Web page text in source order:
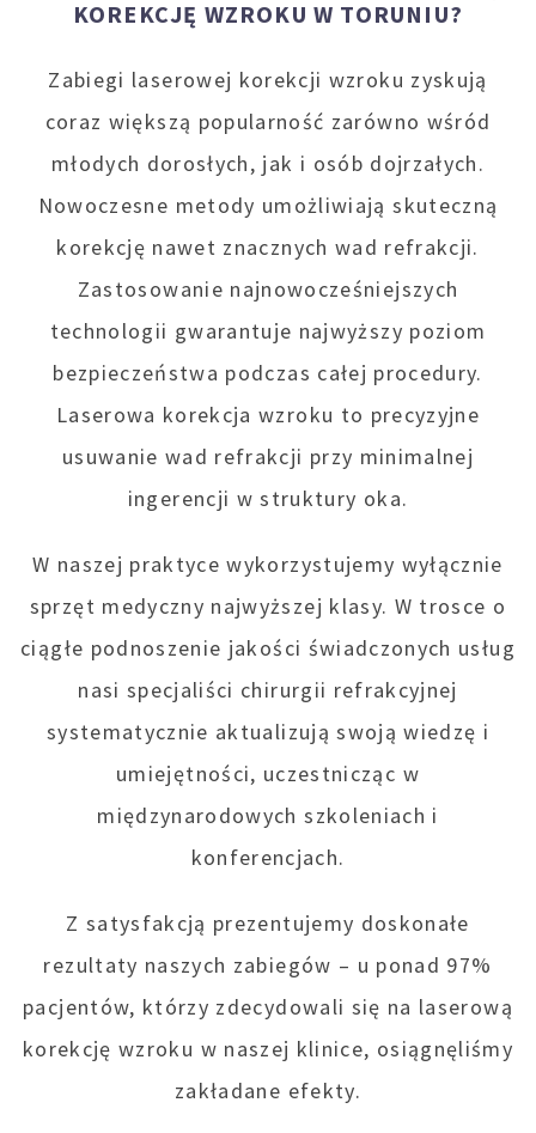
KOREKCJĘ WZROKU W TORUNIU?
Zabiegi laserowej korekcji wzroku zyskują
coraz większą popularność zarówno wśród
młodych dorosłych, jak i osób dojrzałych.
Nowoczesne metody umożliwiają skuteczną
korekcję nawet znacznych wad refrakcji.
Zastosowanie najnowocześniejszych
technologii gwarantuje najwyższy poziom
bezpieczeństwa podczas całej procedury.
Laserowa korekcja wzroku to precyzyjne
usuwanie wad refrakcji przy minimalnej
ingerencji w struktury oka.
W naszej praktyce wykorzystujemy wyłącznie
sprzęt medyczny najwyższej klasy. W trosce o
ciągłe podnoszenie jakości świadczonych usług
nasi specjaliści chirurgii refrakcyjnej
systematycznie aktualizują swoją wiedzę i
umiejętności, uczestnicząc w
międzynarodowych szkoleniach i
konferencjach.
Z satysfakcją prezentujemy doskonałe
rezultaty naszych zabiegów – u ponad 97%
pacjentów, którzy zdecydowali się na laserową
korekcję wzroku w naszej klinice, osiągnęliśmy
zakładane efekty.